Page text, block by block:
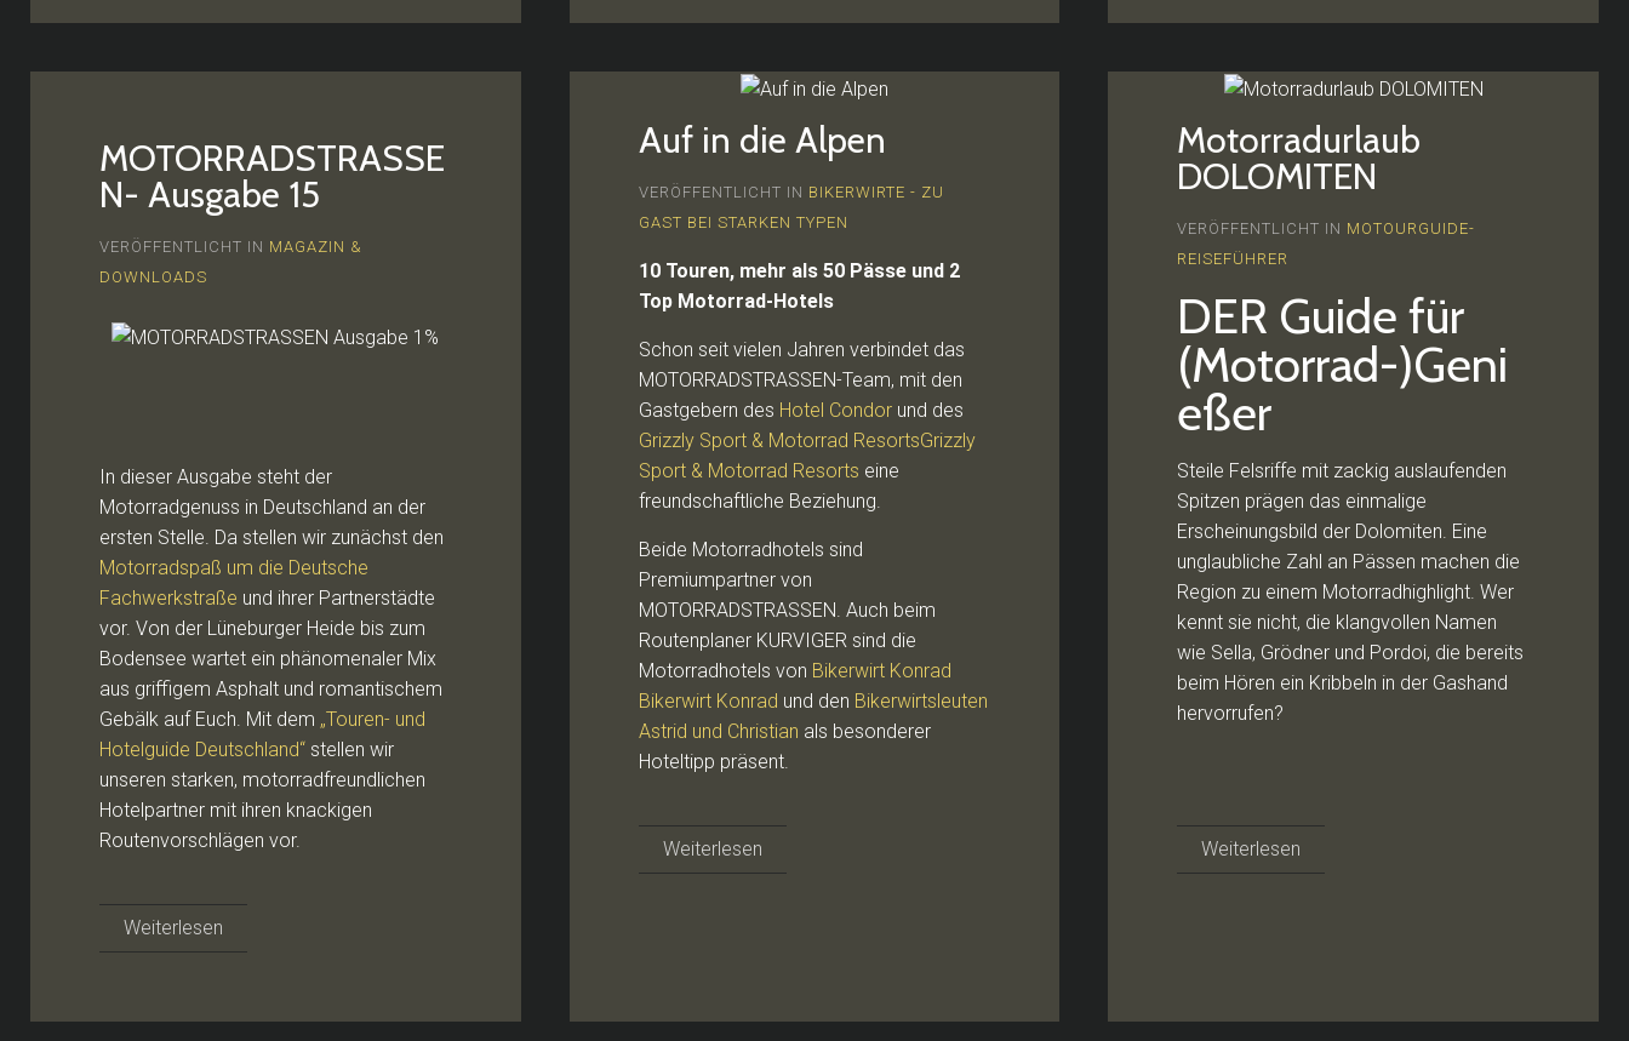
MOTORRADSTRASSE
N- Ausgabe 15
VERÖFFENTLICHT IN MAGAZIN &
DOWNLOADS
In dieser Ausgabe steht der
Motorradgenuss in Deutschland an der
ersten Stelle. Da stellen wir zunächst den
Motorradspaß um die Deutsche
Fachwerkstraße und ihrer Partnerstädte
vor. Von der Lüneburger Heide bis zum
Bodensee wartet ein phänomenaler Mix
aus griffigem Asphalt und romantischem
Gebälk auf Euch. Mit dem „Touren- und
Hotelguide Deutschland“ stellen wir
unseren starken, motorradfreundlichen
Hotelpartner mit ihren knackigen
Routenvorschlägen vor.
Weiterlesen
Auf in die Alpen
VERÖFFENTLICHT IN BIKERWIRTE - ZU
GAST BEI STARKEN TYPEN
10 Touren, mehr als 50 Pässe und 2
Top Motorrad-Hotels
Schon seit vielen Jahren verbindet das
MOTORRADSTRASSEN-Team, mit den
Gastgebern des Hotel Condorund des
Grizzly Sport & Motorrad ResortsGrizzly
Sport & Motorrad Resorts eine
freundschaftliche Beziehung.
Beide Motorradhotels sind
Premiumpartner von
MOTORRADSTRASSEN. Auch beim
Routenplaner KURVIGER sind die
Motorradhotels von Bikerwirt Konrad
Bikerwirt Konrad und den Bikerwirtsleuten
Astrid und Christian als besonderer
Hoteltipp präsent.
Weiterlesen
Motorradurlaub
DOLOMITEN
VERÖFFENTLICHT IN MOTOURGUIDE-
REISEFÜHRER
DER Guide für
(Motorrad-)Geni
eßer
Steile Felsriffe mit zackig auslaufenden
Spitzen prägen das einmalige
Erscheinungsbild der Dolomiten. Eine
unglaubliche Zahl an Pässen machen die
Region zu einem Motorradhighlight. Wer
kennt sie nicht, die klangvollen Namen
wie Sella, Grödner und Pordoi, die bereits
beim Hören ein Kribbeln in der Gashand
hervorrufen?
Weiterlesen